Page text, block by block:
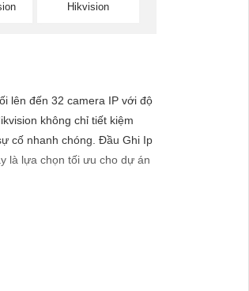
Hikvision
lên đến 32 camera IP với độ
không chỉ tiết kiệm
cố nhanh chóng. Đầu Ghi Ip
là lựa chọn tối ưu cho dự án